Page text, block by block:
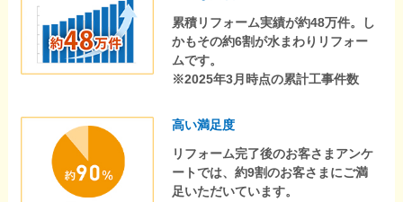
累積リフォーム実績が約48万件。し
かもその約6割が水まわりリフォー
ムです。
※2025年3月時点の累計工事件数
高い満足度
リフォーム完了後のお客さまアンケ
ートでは、約9割のお客さまにご満
足いただいています。